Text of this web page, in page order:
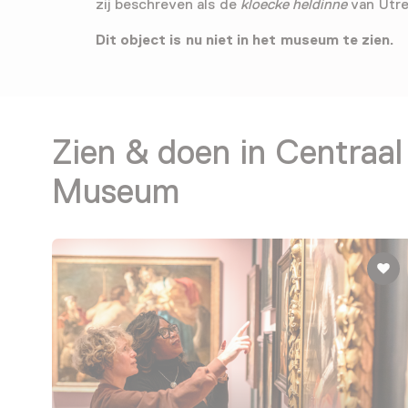
zij beschreven als de kloecke heldinnevan
Dit object is nu niet in het museum te zien.
Zien & doen in Centraal
Museum